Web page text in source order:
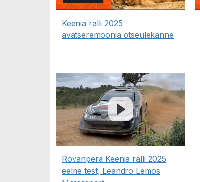
Keenia ralli 2025
avatseremoonia otseülekanne
Rovanperä Keenia ralli 2025
eelne test, Leandro Lemos